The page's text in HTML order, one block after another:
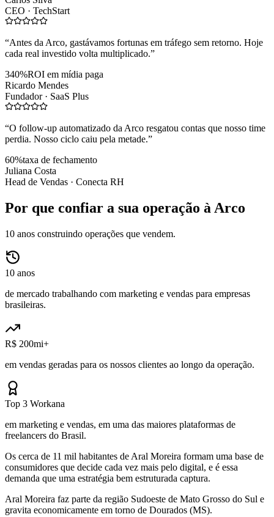
CEO · TechStart
“Antes da Arco, gastávamos fortunas em tráfego sem retorno. Hoje
cada real investido volta multiplicado.”
340%ROI em mídia paga
Ricardo Mendes
Fundador · SaaS Plus
“O follow-up automatizado da Arco resgatou contas que nosso time
perdia. Nosso ciclo caiu pela metade.”
60%taxa de fechamento
Juliana Costa
Head de Vendas · Conecta RH
Por que confiar a sua operação à Arco
10 anos construindo operações que vendem.
10 anos
de mercado trabalhando com marketing e vendas para empresas
brasileiras.
R$ 200mi+
em vendas geradas para os nossos clientes ao longo da operação.
Top 3 Workana
em marketing e vendas, em uma das maiores plataformas de
freelancers do Brasil.
Os cerca de 11 mil habitantes de Aral Moreira formam uma base de
consumidores que decide cada vez mais pelo digital, e é essa
demanda que uma estratégia bem estruturada captura.
Aral Moreira faz parte da região Sudoeste de Mato Grosso do Sul e
gravita economicamente em torno de Dourados (MS).